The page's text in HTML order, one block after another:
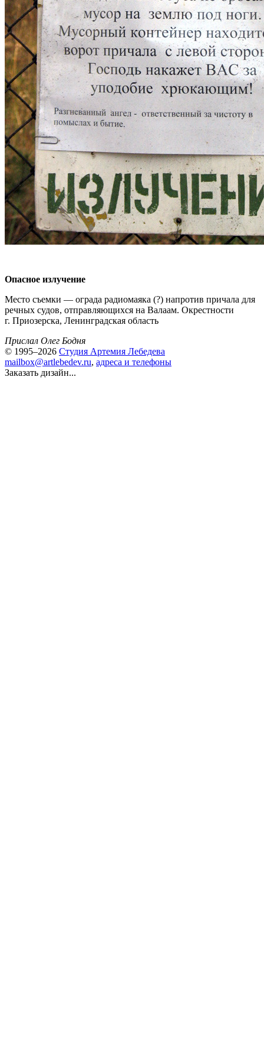
Опасное излучение
Место съемки — ограда радиомаяка (?) напротив причала для
речных судов, отправляющихся на Валаам. Окрестности
г. Приозерска, Ленинградская область
Прислал Олег Бодня
© 1995–2026 Студия Артемия Лебедева
mailbox@artlebedev.ru, адреса и телефоны
Заказать дизайн...